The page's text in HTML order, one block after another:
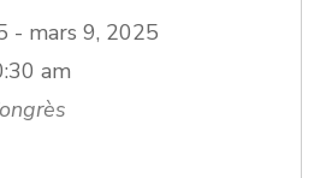
- mars 9, 2025
am